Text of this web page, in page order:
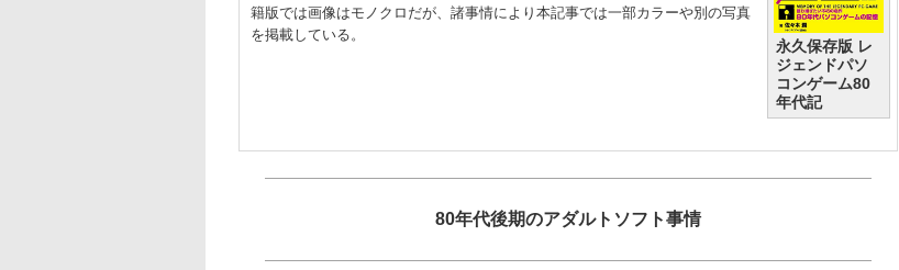
永久保存版 レ
ジェンドパソ
コンゲーム80
年代記
籍版では画像はモノクロだが、諸事情により本記事では一部カラーや別の写真
を掲載している。
80年代後期のアダルトソフト事情